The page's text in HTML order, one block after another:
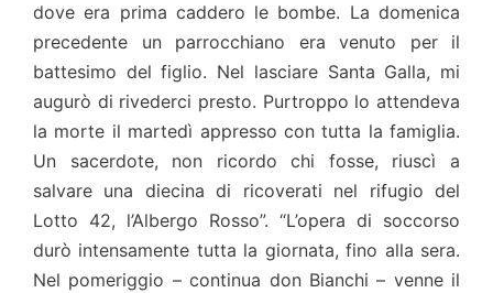
dove era prima caddero le bombe. La domenica
precedente un parrocchiano era venuto per il
battesimo del figlio. Nel lasciare Santa Galla, mi
augurò di rivederci presto. Purtroppo lo attendeva
la morte il martedì appresso con tutta la famiglia.
Un sacerdote, non ricordo chi fosse, riuscì a
salvare una diecina di ricoverati nel rifugio del
Lotto 42, l’Albergo Rosso”. “L’opera di soccorso
durò intensamente tutta la giornata, fino alla sera.
Nel pomeriggio – continua don Bianchi – venne il